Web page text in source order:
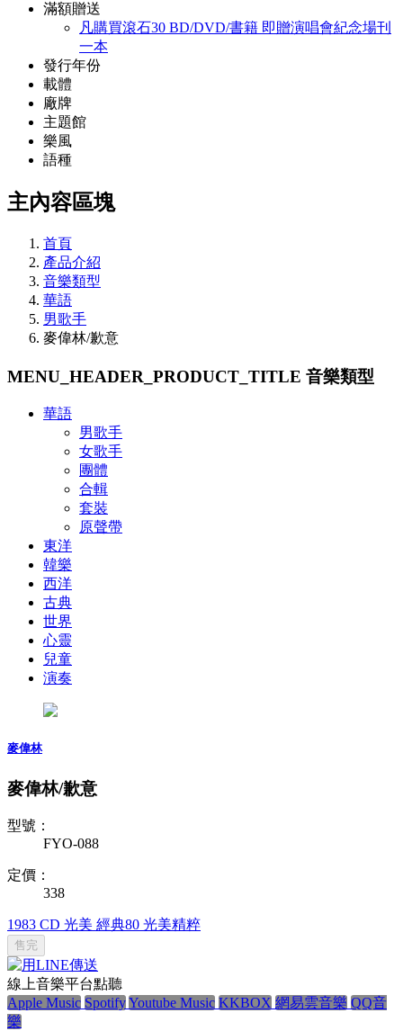
滿額贈送
凡購買滾石30 BD/DVD/書籍 即贈演唱會紀念場刊
一本
發行年份
載體
廠牌
主題館
樂風
語種
主內容區塊
首頁
產品介紹
音樂類型
華語
男歌手
麥偉林/歉意
MENU_HEADER_PRODUCT_TITLE 音樂類型
華語
男歌手
女歌手
團體
合輯
套裝
原聲帶
東洋
韓樂
西洋
古典
世界
心靈
兒童
演奏
麥偉林
麥偉林/歉意
型號：
FYO-088
定價：
338
1983 CD 光美 經典80 光美精粹
售完
線上音樂平台點聽
Apple Music SpotifyYoutube Music KKBOX 網易雲音樂 QQ音
樂